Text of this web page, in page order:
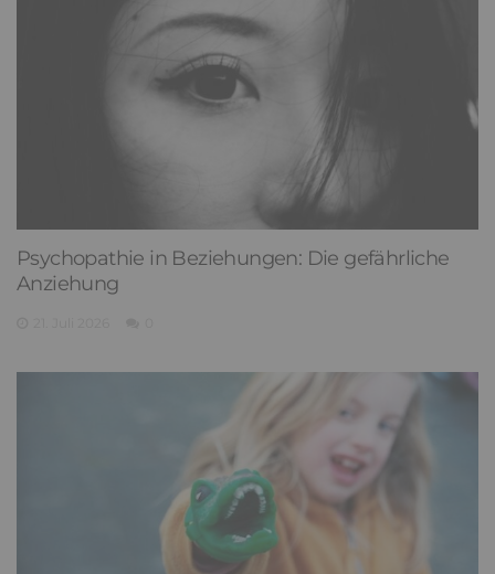
Psychopathie in Beziehungen: Die gefährliche
Anziehung